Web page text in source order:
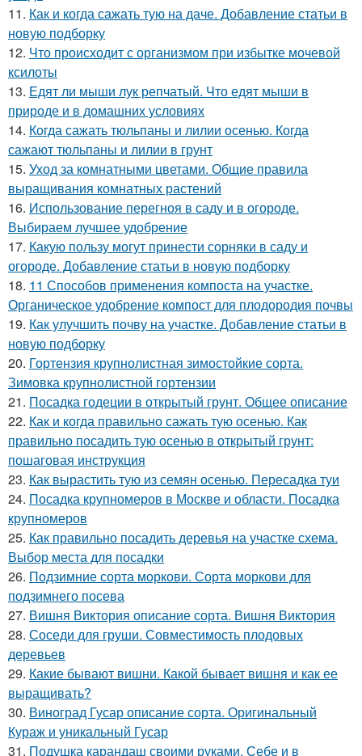
11. Как и когда сажать тую на даче. Добавление статьи в
новую подборку
12. Что происходит с организмом при избытке мочевой
ксилоты
13. Едят ли мыши лук репчатый. Что едят мыши в
природе и в домашних условиях
14. Когда сажать тюльпаны и лилии осенью. Когда
сажают тюльпаны и лилии в грунт
15. Уход за комнатными цветами. Общие правила
выращивания комнатных растений
16. Использование перегноя в саду и в огороде.
Выбираем лучшее удобрение
17. Какую пользу могут принести сорняки в саду и
огороде. Добавление статьи в новую подборку
18. 11 Способов применения компоста на участке.
Органическое удобрение компост для плодородия почвы
19. Как улучшить почву на участке. Добавление статьи в
новую подборку
20. Гортензия крупнолистная зимостойкие сорта.
Зимовка крупнолистной гортензии
21. Посадка годеции в открытый грунт. Общее описание
22. Как и когда правильно сажать тую осенью. Как
правильно посадить тую осенью в открытый грунт:
пошаговая инструкция
23. Как вырастить тую из семян осенью. Пересадка туи
24. Посадка крупномеров в Москве и области. Посадка
крупномеров
25. Как правильно посадить деревья на участке схема.
Выбор места для посадки
26. Подзимние сорта моркови. Сорта моркови для
подзимнего посева
27. Вишня Виктория описание сорта. Вишня Виктория
28. Соседи для груши. Совместимость плодовых
деревьев
29. Какие бывают вишни. Какой бывает вишня и как ее
выращивать?
30. Виноград Гусар описание сорта. Оригинальный
Кураж и уникальный Гусар
31. Подушка карандаш своими руками. Себе и в